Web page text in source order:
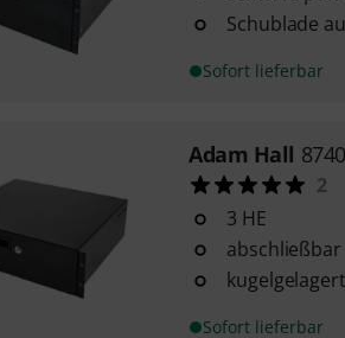
Schublade
Sofort lieferbar
Adam Hall
2
3 HE
abschließbar
Sofort lieferbar